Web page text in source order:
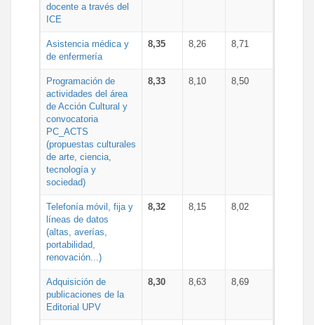
docente a través del
ICE
Asistencia médica y
de enfermería
8,35 8,26 8,71
Programación de
actividades del área
de Acción Cultural y
convocatoria
PC_ACTS
(propuestas culturales
de arte, ciencia,
tecnología y
sociedad)
8,33 8,10 8,50
Telefonía móvil, fija y
líneas de datos
(altas, averías,
portabilidad,
renovación...)
8,32 8,15 8,02
Adquisición de
publicaciones de la
Editorial UPV
8,30 8,63 8,69